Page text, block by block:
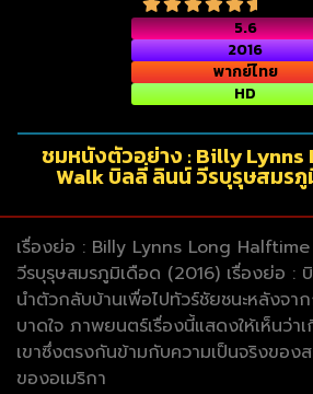
5.6
2016
พากย์ไทย
HD
ชมหนังตัวอย่าง : Billy Lynns
Walk บิลลี่ ลินน์ วีรบุรุษสมรภู
เรื่องย่อ : Billy Lynns Long
วีรบุรุษสมรภูมิเดือด (2016) เรื่องย่อ :
นำตัวกลับบ้านเพื่อไปทัวร์ชัยชนะหลังจา
บาดใจ ภาพยนตร์เรื่องนี้แสดงให้เห็นว่า
เขาซึ่งตรงกันข้ามกับความเป็นจริงของ
ของอเมริกา